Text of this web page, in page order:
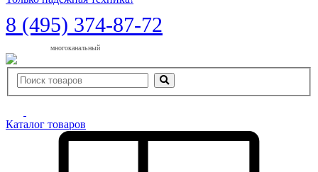
8 (495) 374-87-72
многоканальный
Каталог товаров